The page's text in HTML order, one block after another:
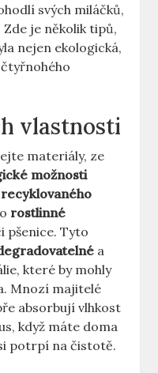
svých miláčků,
je několik tipů,
nejen ekologická,
vlastnosti
materiály, ze
možnosti
recyklovaného
rostlinné
pšenice. Tyto
a
které by mohly
Mnozí majitelé
absorbují vlhkost
když máte doma
potrpí na čistotě.